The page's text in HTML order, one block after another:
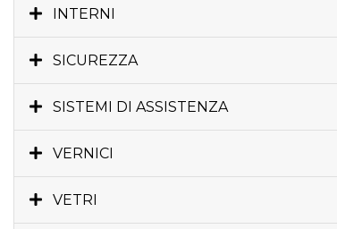
INTERNI
SICUREZZA
SISTEMI DI ASSISTENZA
VERNICI
VETRI